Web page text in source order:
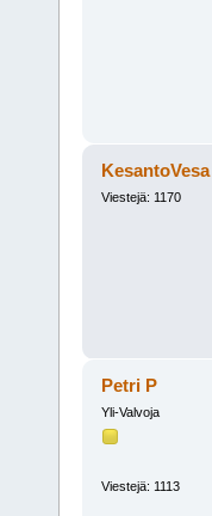
KesantoVesa
Viestejä: 1170
Petri P
Yli-Valvoja
Viestejä: 1113